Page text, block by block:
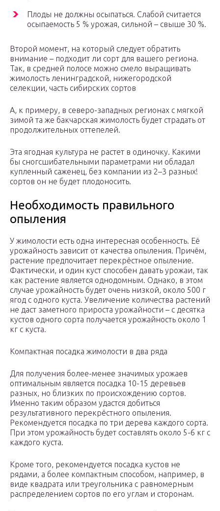
Плоды не должны осыпаться. Слабой считается
осыпаемость 5 % урожая, сильной – свыше 30 %.
Второй момент, на который следует обратить
внимание – подходит ли сорт для вашего региона.
Так, в средней полосе можно смело выращивать
жимолость ленинградской, нижегородской
селекции, часть сибирских сортов
А, к примеру, в северо-западных регионах с мягкой
зимой та же бакчарская жимолость будет страдать от
продолжительных оттепелей.
Эта ягодная культура не растет в одиночку. Какими
бы сногсшибательными параметрами ни обладал
купленный саженец, без компании из 2–3 разных!
сортов он не будет плодоносить.
Необходимость правильного
опыления
У жимолости есть одна интересная особенность. Её
урожайность зависит от качества опыления. Причём,
растение предпочитает перекрёстное опыление.
Фактически, и один куст способен давать урожаи, так
как растение является однодомным. Однако, в этом
случае урожайность будет очень низкой, около 500 г
ягод с одного куста. Увеличение количества растений
не даст заметного прироста урожайности – с десятка
кустов одного сорта получается урожайность около 1
кг с куста.
Компактная посадка жимолости в два ряда
Для получения более-менее значимых урожаев
оптимальным является посадка 10-15 деревьев
разных, но близких по происхождению сортов.
Именно таким образом удастся добиться
результативного перекрёстного опыления.
Рекомендуется посадка по три дерева каждого сорта.
При этом урожайность будет составлять около 5-6 кг с
каждого куста.
Кроме того, рекомендуется посадка кустов не
рядами, а более компактным способом, например, в
виде квадрата или треугольника с равномерным
распределением сортов по его углам и сторонам.